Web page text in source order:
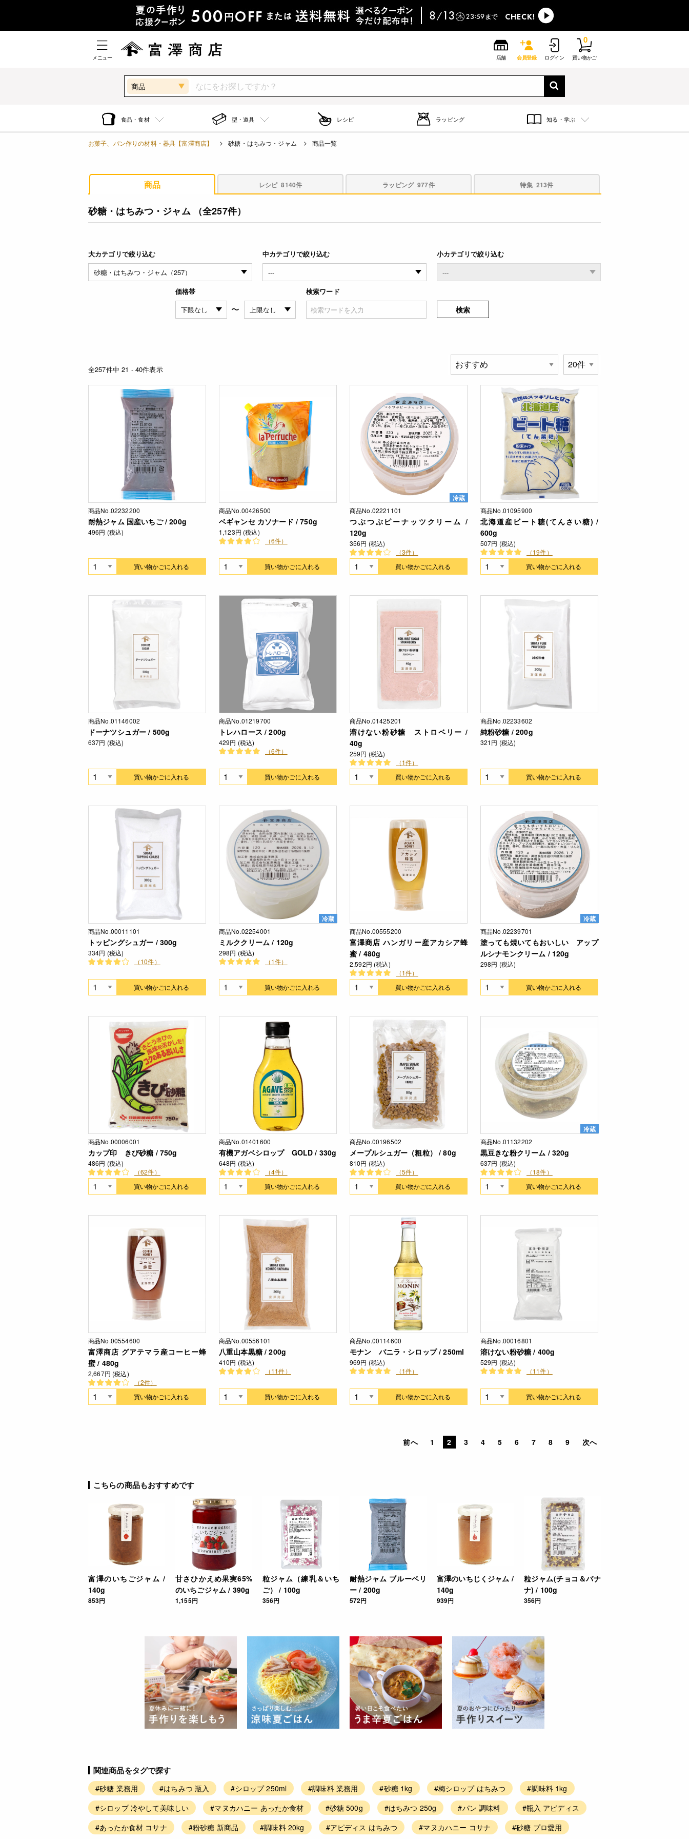
メニュー 店舗 会員登録 ログイン 買い物かご
0
商品
食品・食材 型・道具 レシピ ラッピング 知る・学ぶ
お菓子、パン作りの材料・器具【富澤商店】 砂糖・はちみつ・ジャム 商品一覧
商品 レシピ 8140件 ラッピング 977件 特集 213件
砂糖・はちみつ・ジャム （全257件）
大カテゴリで絞り込む 中カテゴリで絞り込む 小カテゴリで絞り込む
価格帯
〜
検索ワード
検索
全257件中 21 - 40件表示
商品No.02232200
耐熱ジャム 国産いちご / 200g
496円 (税込)
買い物かごに入れる
商品No.00426500
ベギャンセ カソナード / 750g
1,123円 (税込)
（6件）
買い物かごに入れる
冷蔵
商品No.02221101
つぶつぶピーナッツクリーム /
120g
356円 (税込)
（3件）
買い物かごに入れる
商品No.01095900
北海道産ビート糖(てんさい糖) /
600g
507円 (税込)
（19件）
買い物かごに入れる
商品No.01146002
ドーナツシュガー / 500g
637円 (税込)
買い物かごに入れる
商品No.01219700
トレハロース / 200g
429円 (税込)
（6件）
買い物かごに入れる
商品No.01425201
溶けない粉砂糖 ストロベリー /
40g
259円 (税込)
（1件）
買い物かごに入れる
商品No.02233602
純粉砂糖 / 200g
321円 (税込)
買い物かごに入れる
商品No.00011101
トッピングシュガー / 300g
334円 (税込)
（10件）
買い物かごに入れる
冷蔵
商品No.02254001
ミルククリーム / 120g
298円 (税込)
（1件）
買い物かごに入れる
商品No.00555200
富澤商店 ハンガリー産アカシア蜂
蜜 / 480g
2,592円 (税込)
（1件）
買い物かごに入れる
冷蔵
商品No.02239701
塗っても焼いてもおいしい アップ
ルシナモンクリーム / 120g
298円 (税込)
買い物かごに入れる
商品No.00006001
カップ印 きび砂糖 / 750g
486円 (税込)
（62件）
買い物かごに入れる
商品No.01401600
有機アガベシロップ GOLD / 330g
648円 (税込)
（4件）
買い物かごに入れる
商品No.00196502
メープルシュガー（粗粒） / 80g
810円 (税込)
（5件）
買い物かごに入れる
冷蔵
商品No.01132202
黒豆きな粉クリーム / 320g
637円 (税込)
（18件）
買い物かごに入れる
商品No.00554600
富澤商店 グアテマラ産コーヒー蜂
蜜 / 480g
2,667円 (税込)
（2件）
買い物かごに入れる
商品No.00556101
八重山本黒糖 / 200g
410円 (税込)
（11件）
買い物かごに入れる
商品No.00114600
モナン バニラ・シロップ / 250ml
969円 (税込)
（1件）
買い物かごに入れる
商品No.00016801
溶けない粉砂糖 / 400g
529円 (税込)
（11件）
買い物かごに入れる
前へ 1 2 3 4 5 6 7 8 9 次へ
こちらの商品もおすすめです
富澤のいちごジャム /
140g
853円
甘さひかえめ果実65%
のいちごジャム / 390g
1,155円
粒ジャム（練乳＆いち
ご） / 100g
356円
耐熱ジャム ブルーベリ
ー / 200g
572円
富澤のいちじくジャム /
140g
939円
粒ジャム(チョコ＆バナ
ナ) / 100g
356円
関連商品をタグで探す
#砂糖 業務用 #はちみつ 瓶入 #シロップ 250ml #調味料 業務用 #砂糖 1kg #梅シロップ はちみつ
#調味料 1kg
#シロップ 冷やして美味しい
#マヌカハニー あったか食材 #砂糖 500g #はちみつ 250g #パン 調味料
#瓶入 アピディス
#あったか食材 コサナ
#粉砂糖 新商品 #調味料 20kg #アピディス はちみつ #マヌカハニー コサナ #砂糖 プロ愛用